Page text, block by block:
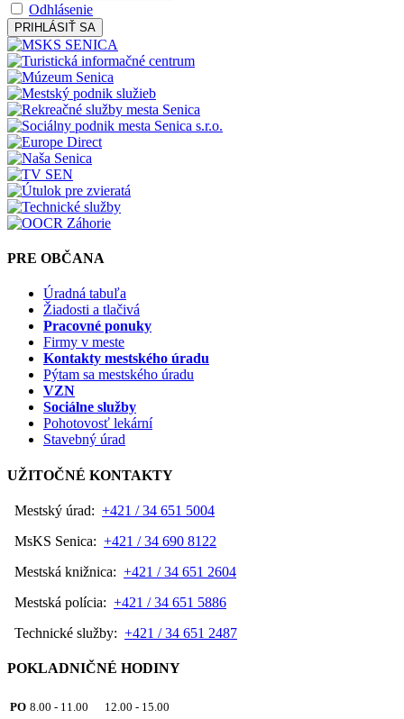
Odhlásenie
PRIHLÁSIŤ SA
PRE OBČANA
Úradná tabuľa
Žiadosti a tlačivá
Pracovné ponuky
Firmy v meste
Kontakty mestského úradu
Pýtam sa mestského úradu
VZN
Sociálne služby
Pohotovosť lekární
Stavebný úrad
UŽITOČNÉ KONTAKTY
Mestský úrad: +421 / 34 651 5004
MsKS Senica: +421 / 34 690 8122
Mestská knižnica: +421 / 34 651 2604
Mestská polícia: +421 / 34 651 5886
Technické služby: +421 / 34 651 2487
POKLADNIČNÉ HODINY
PO 8.00 - 11.00 12.00 - 15.00